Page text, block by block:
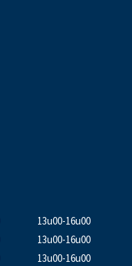
13u00-16u00
13u00-16u00
13u00-16u00